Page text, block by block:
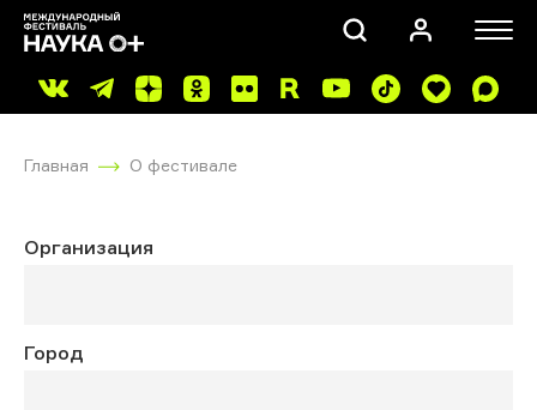
Главная О фестивале
Организация
Город